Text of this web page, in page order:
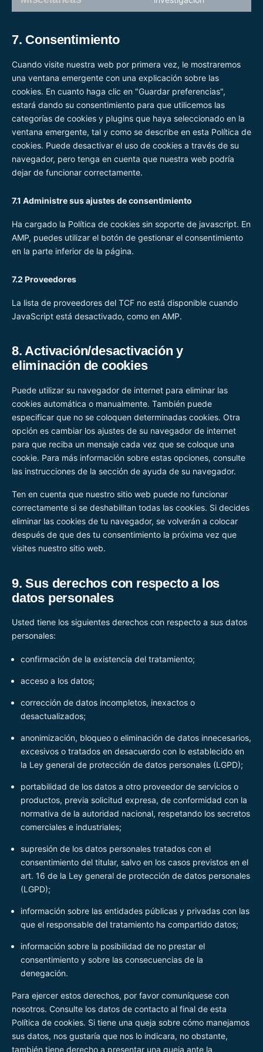
to
7. Consentimiento
Cuando visite nuestra web por primera vez, le mostraremos
una ventana emergente con una explicación sobre las
cookies. En cuanto haga clic en "Guardar preferencias",
estará dando su consentimiento para que utilicemos las
categorías de cookies y plugins que haya seleccionado en la
ventana emergente, tal y como se describe en esta Política de
cookies. Puede desactivar el uso de cookies a través de su
navegador, pero tenga en cuenta que nuestra web podría
dejar de funcionar correctamente.
7.1 Administre sus ajustes de consentimiento
Ha cargado la Política de cookies sin soporte de javascript. En
AMP, puedes utilizar el botón de gestionar el consentimiento
en la parte inferior de la página.
7.2 Proveedores
La lista de proveedores del TCF no está disponible cuando
JavaScript está desactivado, como en AMP.
8. Activación/desactivación y
eliminación de cookies
Puede utilizar su navegador de internet para eliminar las
cookies automática o manualmente. También puede
especificar que no se coloquen determinadas cookies. Otra
opción es cambiar los ajustes de su navegador de internet
para que reciba un mensaje cada vez que se coloque una
cookie. Para más información sobre estas opciones, consulte
las instrucciones de la sección de ayuda de su navegador.
Ten en cuenta que nuestro sitio web puede no funcionar
correctamente si se deshabilitan todas las cookies. Si decides
eliminar las cookies de tu navegador, se volverán a colocar
después de que des tu consentimiento la próxima vez que
visites nuestro sitio web.
9. Sus derechos con respecto a los
datos personales
Usted tiene los siguientes derechos con respecto a sus datos
personales:
confirmación de la existencia del tratamiento;
acceso a los datos;
corrección de datos incompletos, inexactos o
desactualizados;
anonimización, bloqueo o eliminación de datos innecesarios,
excesivos o tratados en desacuerdo con lo establecido en
la Ley general de protección de datos personales (LGPD);
portabilidad de los datos a otro proveedor de servicios o
productos, previa solicitud expresa, de conformidad con la
normativa de la autoridad nacional, respetando los secretos
comerciales e industriales;
supresión de los datos personales tratados con el
consentimiento del titular, salvo en los casos previstos en el
art. 16 de la Ley general de protección de datos personales
(LGPD);
información sobre las entidades públicas y privadas con las
que el responsable del tratamiento ha compartido datos;
información sobre la posibilidad de no prestar el
consentimiento y sobre las consecuencias de la
denegación.
Para ejercer estos derechos, por favor comuníquese con
nosotros. Consulte los datos de contacto al final de esta
Política de cookies. Si tiene una queja sobre cómo manejamos
sus datos, nos gustaría que nos lo indicara, no obstante,
también tiene derecho a presentar una queja ante la